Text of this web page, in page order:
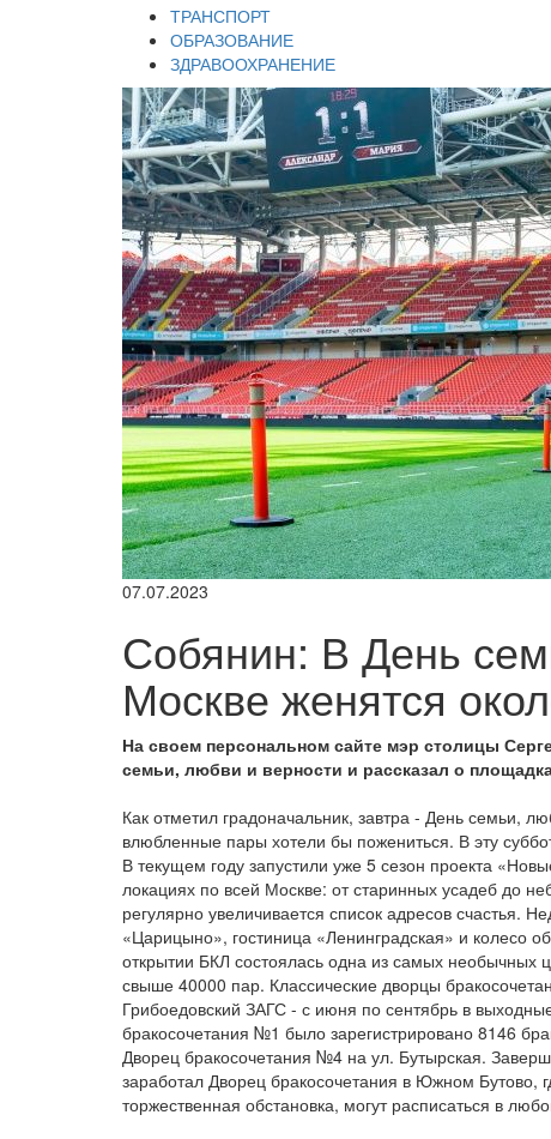
ТРАНСПОРТ
ОБРАЗОВАНИЕ
ЗДРАВООХРАНЕНИЕ
07.07.2023
Собянин: В День
Москве женятся
На своем персональном сайте мэр столицы
семьи, любви и верности и рассказал о
Как отметил градоначальник, завтра - День семьи,
влюбленные пары хотели бы пожениться. В эту
В текущем году запустили уже 5 сезон проекта
локациях по всей Москве: от старинных усадеб до
регулярно увеличивается список адресов счастья.
«Царицыно», гостиница «Ленинградская» и колесо
открытии БКЛ состоялась одна из самых
свыше 40000 пар. Классические дворцы
Грибоедовский ЗАГС - с июня по сентябрь в
бракосочетания №1 было зарегистрировано 8146
Дворец бракосочетания №4 на ул. Бутырская.
заработал Дворец бракосочетания в Южном Бутово,
торжественная обстановка, могут расписаться в